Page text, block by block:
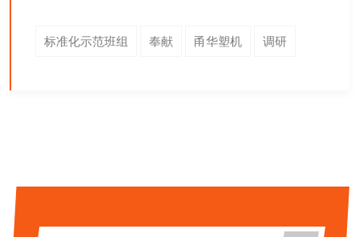
标准化示范班组 奉献 甬华塑机 调研